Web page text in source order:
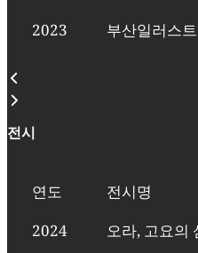
2023
부산일러스
전시
연도 전시명
2024
오라, 고요의